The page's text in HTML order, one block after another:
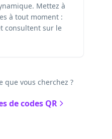
Mettez à
à tout moment :
consultent sur le
que vous cherchez ?
de codes QR